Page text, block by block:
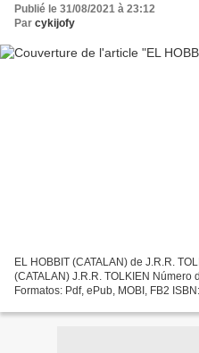
Publié le 31/08/2021 à 23:12
Par cykijofy
EL HOBBIT (CATALAN) de J.R.R.
(CATALAN) J.R.R. TOLKIEN Número
Formatos: Pdf, ePub, MOBI, FB2